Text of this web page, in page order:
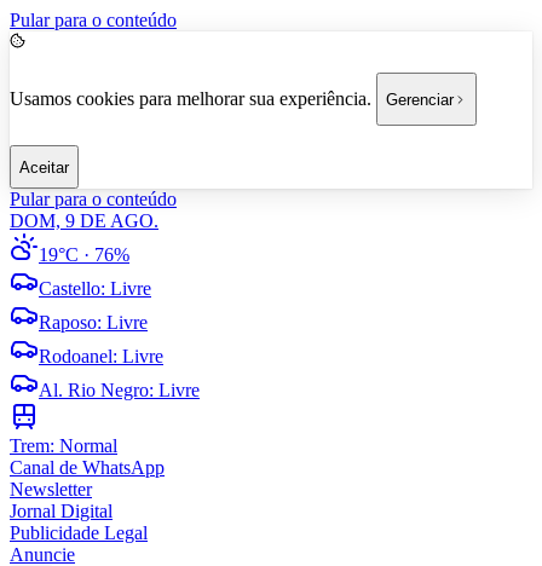
Pular para o conteúdo
Usamos cookies para melhorar sua experiência. Gerenciar
Aceitar
Pular para o conteúdo
DOM, 9 DE AGO.
19°C · 76%
Castello: Livre
Raposo: Livre
Rodoanel: Livre
Al. Rio Negro: Livre
Trem: Normal
Canal de WhatsApp
Newsletter
Jornal Digital
Publicidade Legal
Anuncie